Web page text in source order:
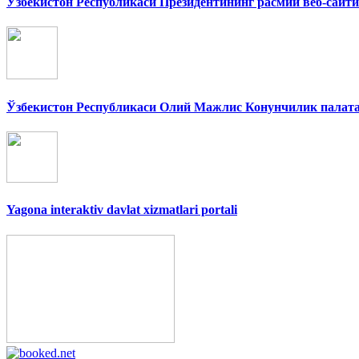
Ўзбекистон Республикаси Олий Мажлис Конунчилик
Yagona interaktiv davlat xizmatlari portali